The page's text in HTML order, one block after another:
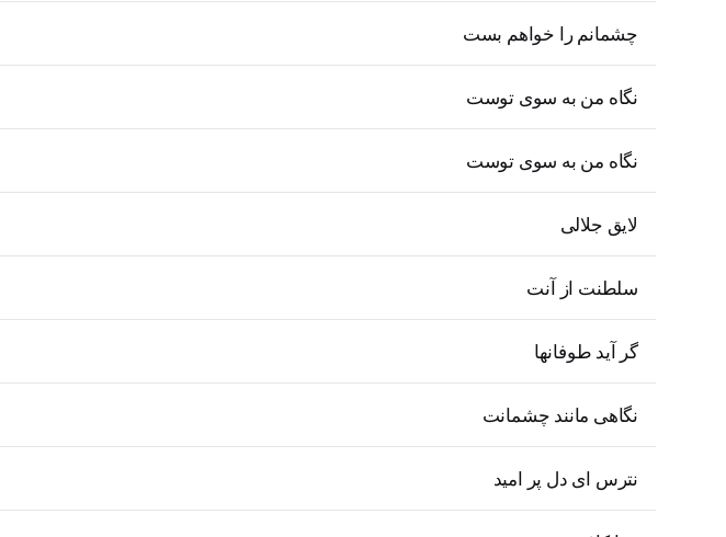
چشمانم را خواهم بست
نگاه من به سوی توست
نگاه من به سوی توست
لایق جلالی
سلطنت از آنت
گر آید طوفانها
نگاهی مانند چشمانت
نترس ای دل پر امید